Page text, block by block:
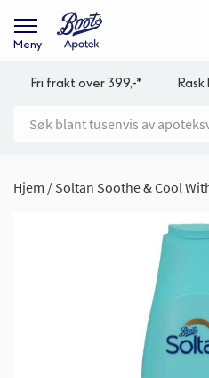
Meny
Fri frakt over 399,-*
Hjem Soltan Soothe & Cool